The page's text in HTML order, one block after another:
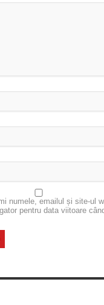
numele, emailul și site-ul
pentru data viitoare